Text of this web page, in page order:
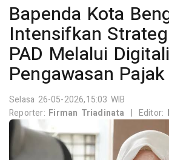
Bapenda Kota
Intensifkan
PAD Melalui
Pengawasan Pajak
Selasa 26-05-2026,15:03 WIB
Reporter: Firman Triadinata | Editor: